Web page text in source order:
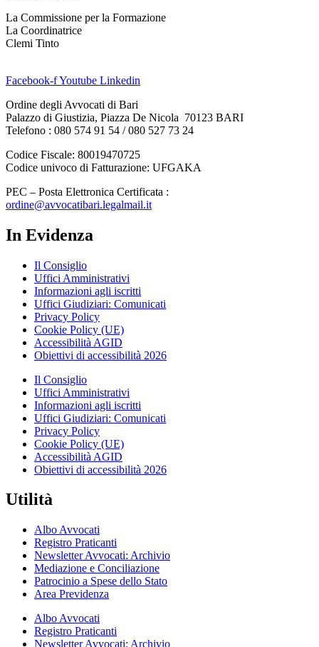
La Commissione per la Formazione
La Coordinatrice
Clemi Tinto
Facebook-fYoutube Linkedin
Ordine degli Avvocati di Bari
Palazzo di Giustizia, Piazza De Nicola 70123 BARI
Telefono : 080 574 91 54 / 080 527 73 24
Codice Fiscale: 80019470725
Codice univoco di Fatturazione: UFGAKA
PEC – Posta Elettronica Certificata :
ordine@avvocatibari.legalmail.it
In Evidenza
Il Consiglio
Uffici Amministrativi
Informazioni agli iscritti
Uffici Giudiziari: Comunicati
Privacy Policy
Cookie Policy (UE)
Accessibilità AGID
Obiettivi di accessibilità 2026
Il Consiglio
Uffici Amministrativi
Informazioni agli iscritti
Uffici Giudiziari: Comunicati
Privacy Policy
Cookie Policy (UE)
Accessibilità AGID
Obiettivi di accessibilità 2026
Utilità
Albo Avvocati
Registro Praticanti
Newsletter Avvocati: Archivio
Mediazione e Conciliazione
Patrocinio a Spese dello Stato
Area Previdenza
Albo Avvocati
Registro Praticanti
Newsletter Avvocati: Archivio